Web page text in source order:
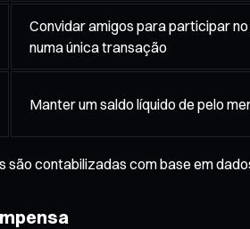
Convidar amigos para participar
numa única transação
Manter um saldo líquido de pelo
são contabilizadas com base em